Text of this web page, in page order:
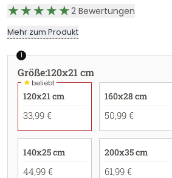
2 Bewertungen
Mehr zum Produkt
1
Größe:120x21 cm
★beliebt
120x21 cm
33,99 €
160x28 cm
50,99 €
140x25 cm
44,99 €
200x35 cm
61,99 €